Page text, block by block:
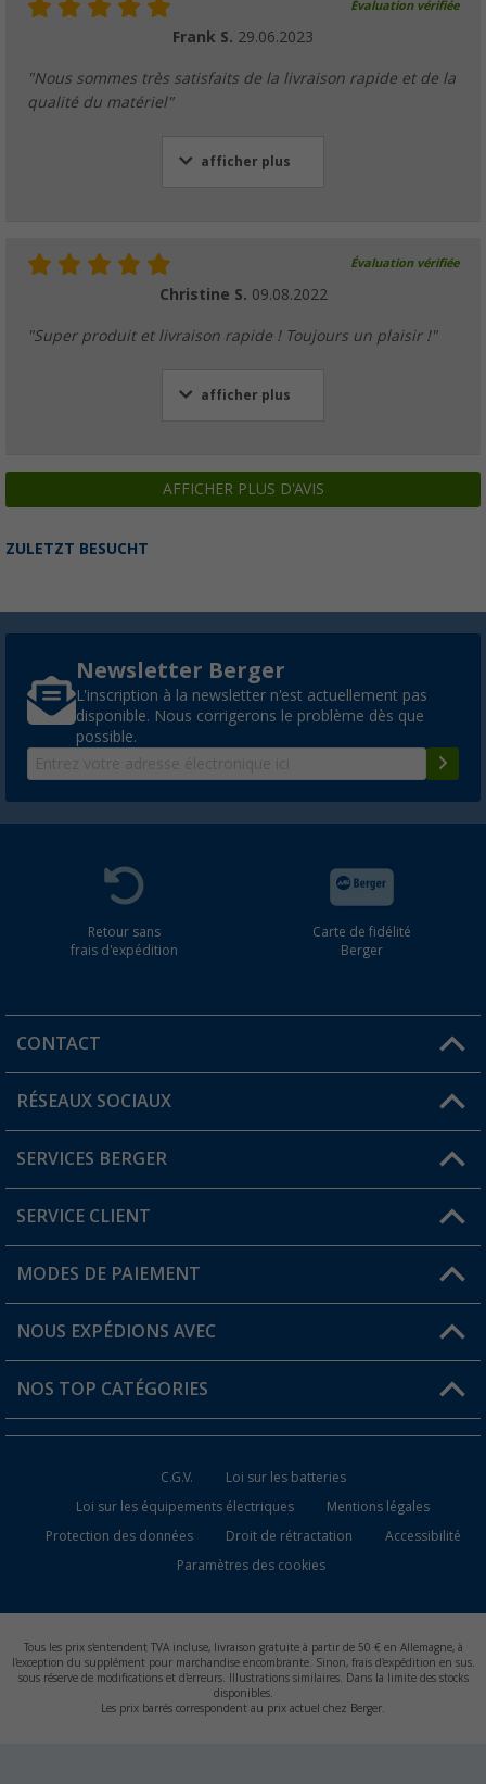
Évaluation vérifiée
Frank S. 29.06.2023
"Nous sommes très satisfaits de la livraison rapide et de la
qualité du matériel"
afficher plus
Évaluation vérifiée
Christine S. 09.08.2022
"Super produit et livraison rapide ! Toujours un plaisir !"
afficher plus
AFFICHER PLUS D'AVIS
ZULETZT BESUCHT
Newsletter Berger
L'inscription à la newsletter n'est actuellement pas
disponible. Nous corrigerons le problème dès que
possible.
Retour sans
frais d'expédition
Carte de fidélité
Berger
CONTACT
Une question ?
Trouver une magasin
RÉSEAUX SOCIAUX
SERVICES BERGER
Devenir revendeur
Mon compte
Carte de fidélité Berger
SERVICE CLIENT
FAQ et contact
Informations sur l'expédition
Statut de la commande
MODES DE PAIEMENT
NOUS EXPÉDIONS AVEC
NOS TOP CATÉGORIES
Accessoires de cuisine de camping
Meubles de camping
C.G.V.
Loi sur les batteries
Loi sur les équipements électriques
Mentions légales
Protection des données
Droit de rétractation
Accessibilité
Paramètres des cookies
Tous les prix s'entendent TVA incluse, livraison gratuite à partir de 50 € en Allemagne, à
l'exception du supplément pour marchandise encombrante. Sinon, frais d'expédition en sus.
sous réserve de modifications et d'erreurs. Illustrations similaires. Dans la limite des stocks
disponibles.
Les prix barrés correspondent au prix actuel chez Berger.